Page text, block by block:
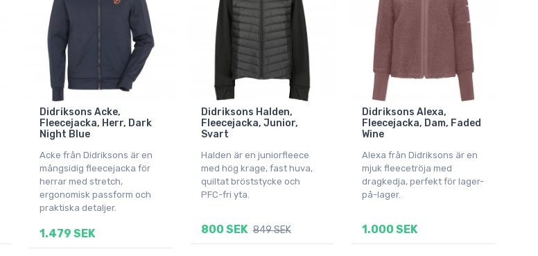
Didriksons Acke,
Fleecejacka, Herr, Dark
Night Blue
Acke från Didriksons är en
mångsidig fleecejacka för
herrar med stretch,
ergonomisk passform och
praktiska detaljer.
1.479 SEK
Didriksons Halden,
Fleecejacka, Junior,
Svart
Halden är en juniorfleece
med hög krage, fast huva,
quiltat bröststycke och
PFC-fri yta.
800 SEK 849 SEK
Didriksons Alexa,
Fleecejacka, Dam, Faded
Wine
Alexa från Didriksons är en
mjuk fleecetröja med
dragkedja, perfekt för lager-
på-lager.
1.000 SEK